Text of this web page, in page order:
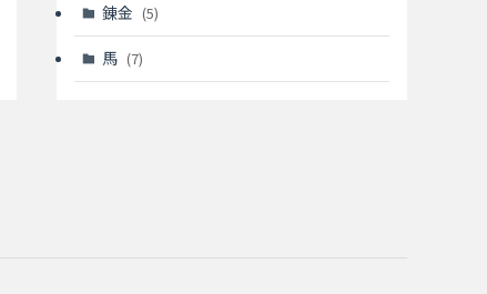
錬金 (5)
馬 (7)